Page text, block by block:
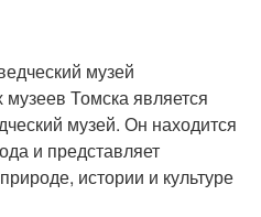
музей
Томска является
музей. Он находится
и представляет
истории и культуре